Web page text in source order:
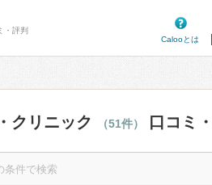
・評判
Calooとは
クリニック （51件） 口コミ